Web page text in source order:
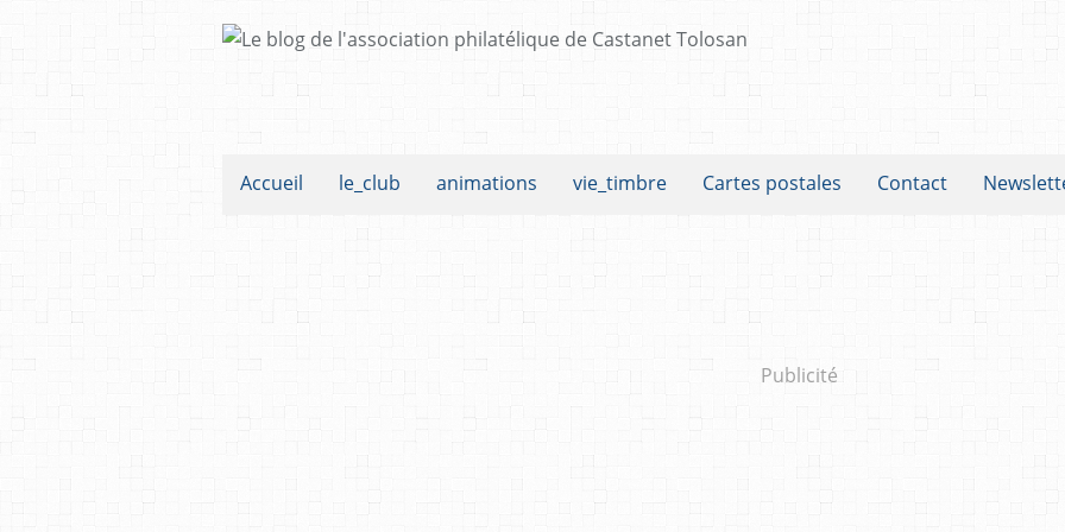
Accueil le_club animations vie_timbre Cartes postales Contact
Publicité